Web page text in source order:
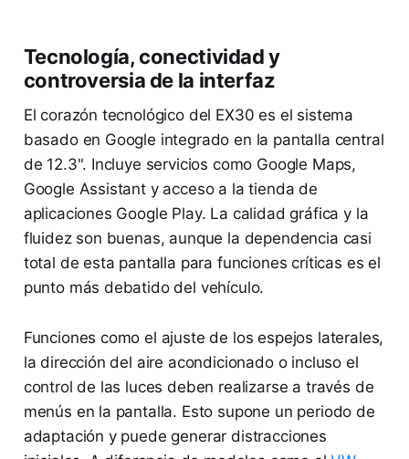
Tecnología, conectividad y
controversia de la interfaz
El corazón tecnológico del EX30 es el sistema
basado en Google integrado en la pantalla central
de 12.3". Incluye servicios como Google Maps,
Google Assistant y acceso a la tienda de
aplicaciones Google Play. La calidad gráfica y la
fluidez son buenas, aunque la dependencia casi
total de esta pantalla para funciones críticas es el
punto más debatido del vehículo.
Funciones como el ajuste de los espejos laterales,
la dirección del aire acondicionado o incluso el
control de las luces deben realizarse a través de
menús en la pantalla. Esto supone un periodo de
adaptación y puede generar distracciones